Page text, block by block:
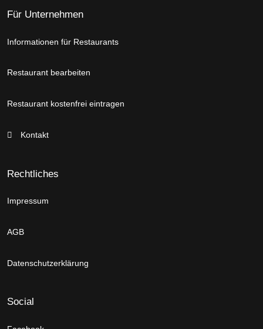
Für Unternehmen
Informationen für Restaurants
Restaurant bearbeiten
Restaurant kostenfrei eintragen
Kontakt
Rechtliches
Impressum
AGB
Datenschutzerklärung
Social